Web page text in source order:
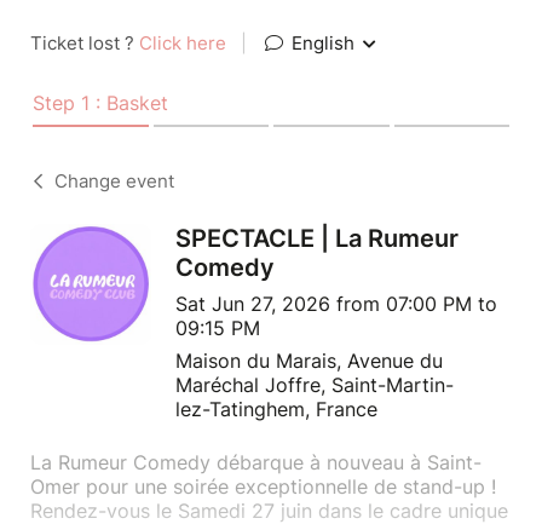
Ticket lost ? Click here English
Step 1 : Basket
Change event
SPECTACLE | La Rumeur
Comedy
Sat Jun 27, 2026 from 07:00 PM to
09:15 PM
Maison du Marais, Avenue du
Maréchal Joffre, Saint-Martin-
lez-Tatinghem, France
La Rumeur Comedy débarque à nouveau à Saint-
Omer pour une soirée exceptionnelle de stand-up !
Rendez-vous le Samedi 27 juin dans le cadre unique